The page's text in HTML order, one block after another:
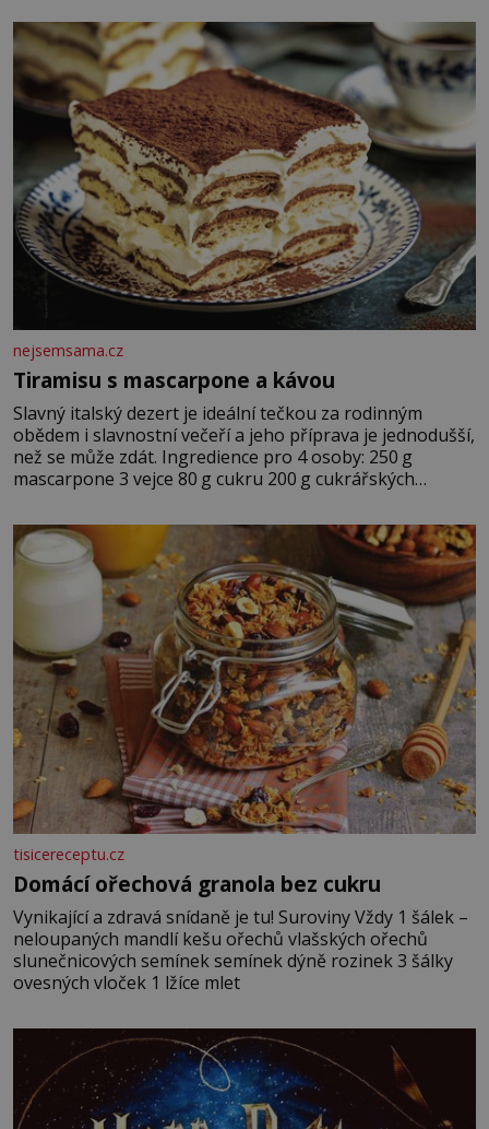
krutý. Jeho činy budí hrůzu ještě dlouho po jeho smrti
nejsemsama.cz
Tiramisu s mascarpone a kávou
Slavný italský dezert je ideální tečkou za rodinným
obědem i slavnostní večeří a jeho příprava je jednodušší,
než se může zdát. Ingredience pro 4 osoby: 250 g
mascarpone 3 vejce 80 g cukru 200 g cukrářských
posypání Postup: Oddělte žloutky od bílků. Žloutky
vyšlehejte s cukrem do světlé pěny a postupně do nich
vmíchejte mascarpone, aby vznikl hladký
tisicereceptu.cz
Domácí ořechová granola bez cukru
Vynikající a zdravá snídaně je tu! Suroviny Vždy 1 šálek –
neloupaných mandlí kešu ořechů vlašských ořechů
slunečnicových semínek semínek dýně rozinek 3 šálky
ovesných vloček 1 lžíce mlet